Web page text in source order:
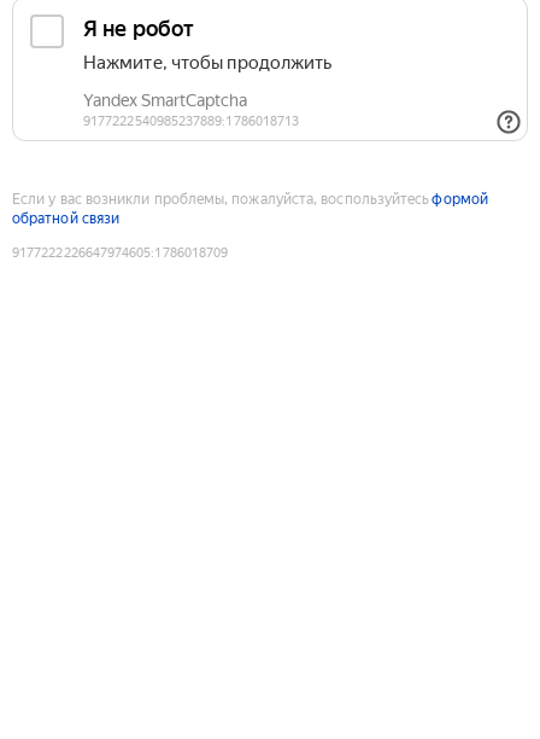
Если у вас возникли проблемы, пожалуйста, воспользуйтесьформой
обратной связи
9177222226647974605:1786018709